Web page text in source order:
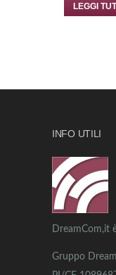
LEGGI
INFO UTILI
DreamCom,it
Gruppo